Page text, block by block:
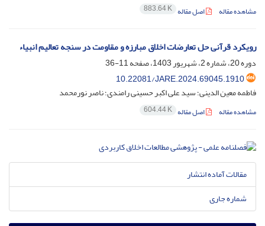
مشاهده مقاله اصل مقاله 883.64 K
رویکرد قرآنی حل تعارضات اخلاق مبارزه و مقاومت در سنجه تعالیم انبیاء
دوره 20، شماره 2، شهریور 1403، صفحه
11-36
10.22081/JARE.2024.69045.1910
فاطمه معین الدینی؛ سید علی اکبر حسینی رامندی؛ ناصر نورمحمد
مشاهده مقاله اصل مقاله 604.44 K
مقالات آماده انتشار
شماره جاری